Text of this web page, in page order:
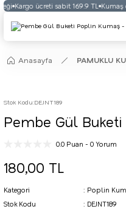
Kargo ücreti sabit 169.9 TL Kumaş
Anasayfa PAMUKLU
Stok Kodu:DEJNT189
Pembe Gül
0.0 Puan - 0 Yorum
180,00 TL
Kategori
Poplin
Stok Kodu
DEJNT189